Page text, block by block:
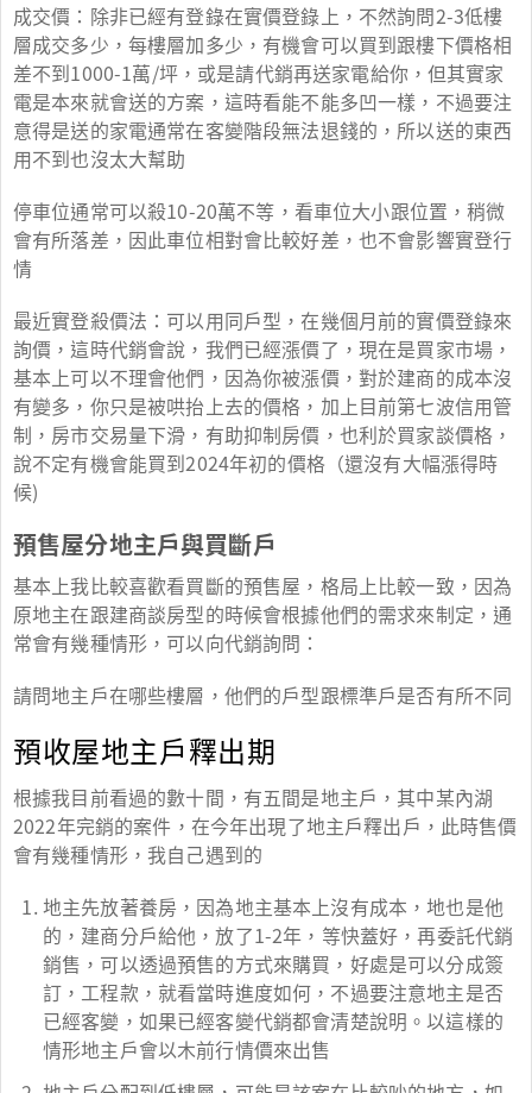
成交價：除非已經有登錄在實價登錄上，不然詢問2-3低樓
層成交多少，每樓層加多少，有機會可以買到跟樓下價格相
差不到1000-1萬/坪，或是請代銷再送家電給你，但其實家
電是本來就會送的方案，這時看能不能多凹一樣，不過要注
意得是送的家電通常在客變階段無法退錢的，所以送的東西
用不到也沒太大幫助
停車位通常可以殺10-20萬不等，看車位大小跟位置，稍微
會有所落差，因此車位相對會比較好差，也不會影響實登行
情
最近實登殺價法：可以用同戶型，在幾個月前的實價登錄來
詢價，這時代銷會說，我們已經漲價了，現在是買家市場，
基本上可以不理會他們，因為你被漲價，對於建商的成本沒
有變多，你只是被哄抬上去的價格，加上目前第七波信用管
制，房市交易量下滑，有助抑制房價，也利於買家談價格，
說不定有機會能買到2024年初的價格（還沒有大幅漲得時
候)
預售屋分地主戶與買斷戶
基本上我比較喜歡看買斷的預售屋，格局上比較一致，因為
原地主在跟建商談房型的時候會根據他們的需求來制定，通
常會有幾種情形，可以向代銷詢問：
請問地主戶在哪些樓層，他們的戶型跟標準戶是否有所不同
預收屋地主戶釋出期
根據我目前看過的數十間，有五間是地主戶，其中某內湖
2022年完銷的案件，在今年出現了地主戶釋出戶，此時售價
會有幾種情形，我自己遇到的
地主先放著養房，因為地主基本上沒有成本，地也是他
的，建商分戶給他，放了1-2年，等快蓋好，再委託代銷
銷售，可以透過預售的方式來購買，好處是可以分成簽
訂，工程款，就看當時進度如何，不過要注意地主是否
已經客變，如果已經客變代銷都會清楚說明。以這樣的
情形地主戶會以木前行情價來出售